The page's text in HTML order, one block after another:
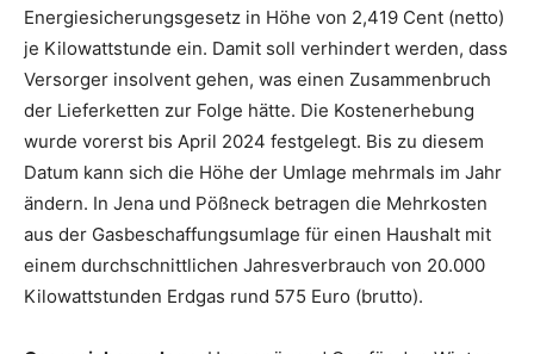
Energiesicherungsgesetz in Höhe von 2,419 Cent (netto)
je Kilowattstunde ein. Damit soll verhindert werden, dass
Versorger insolvent gehen, was einen Zusammenbruch
der Lieferketten zur Folge hätte. Die Kostenerhebung
wurde vorerst bis April 2024 festgelegt. Bis zu diesem
Datum kann sich die Höhe der Umlage mehrmals im Jahr
ändern. In Jena und Pößneck betragen die Mehrkosten
aus der Gasbeschaffungsumlage für einen Haushalt mit
einem durchschnittlichen Jahresverbrauch von 20.000
Kilowattstunden Erdgas rund 575 Euro (brutto).